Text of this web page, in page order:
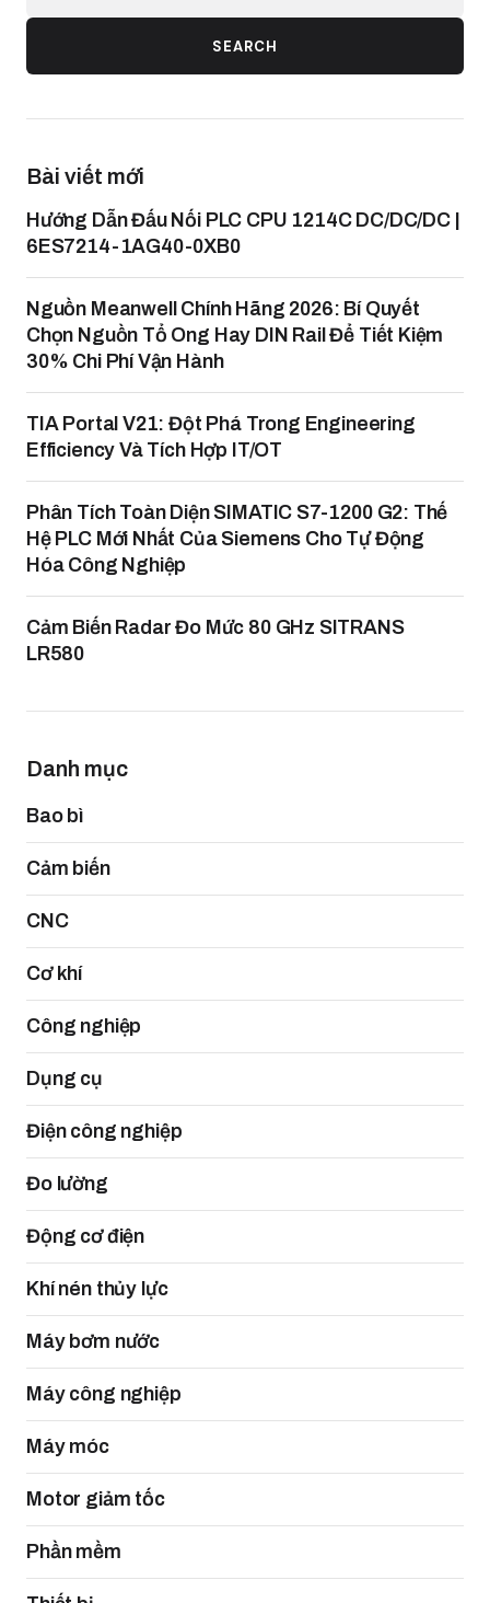
SEARCH
Bài viết mới
Hướng Dẫn Đấu Nối PLC CPU 1214C DC/DC/DC |
6ES7214-1AG40-0XB0
Nguồn Meanwell Chính Hãng 2026: Bí Quyết
Chọn Nguồn Tổ Ong Hay DIN Rail Để Tiết Kiệm
30% Chi Phí Vận Hành
TIA Portal V21: Đột Phá Trong Engineering
Efficiency Và Tích Hợp IT/OT
Phân Tích Toàn Diện SIMATIC S7-1200 G2: Thế
Hệ PLC Mới Nhất Của Siemens Cho Tự Động
Hóa Công Nghiệp
Cảm Biến Radar Đo Mức 80 GHz SITRANS
LR580
Danh mục
Bao bì
Cảm biến
CNC
Cơ khí
Công nghiệp
Dụng cụ
Điện công nghiệp
Đo lường
Động cơ điện
Khí nén thủy lực
Máy bơm nước
Máy công nghiệp
Máy móc
Motor giảm tốc
Phần mềm